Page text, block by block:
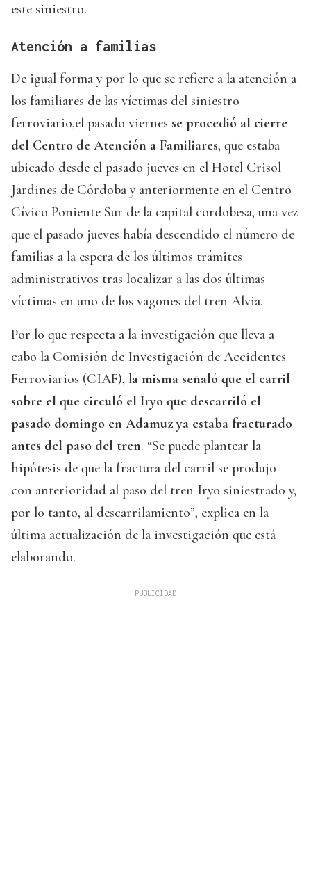
este siniestro.
Atención a familias
De igual forma y por lo que se refiere a la atención a
los familiares de las víctimas del siniestro
ferroviario,el pasado viernes se procedió al cierre
del Centro de Atención a Familiares, que estaba
ubicado desde el pasado jueves en el Hotel Crisol
Jardines de Córdoba y anteriormente en el Centro
Cívico Poniente Sur de la capital cordobesa, una vez
que el pasado jueves había descendido el número de
familias a la espera de los últimos trámites
administrativos tras localizar a las dos últimas
víctimas en uno de los vagones del tren Alvia.
Por lo que respecta a la investigación que lleva a
cabo la Comisión de Investigación de Accidentes
Ferroviarios (CIAF), la misma señaló que el carril
sobre el que circuló el Iryo que descarriló el
pasado domingo en Adamuz ya estaba fracturado
antes del paso del tren. “Se puede plantear la
hipótesis de que la fractura del carril se produjo
con anterioridad al paso del tren Iryo siniestrado y,
por lo tanto, al descarrilamiento”, explica en la
última actualización de la investigación que está
elaborando.